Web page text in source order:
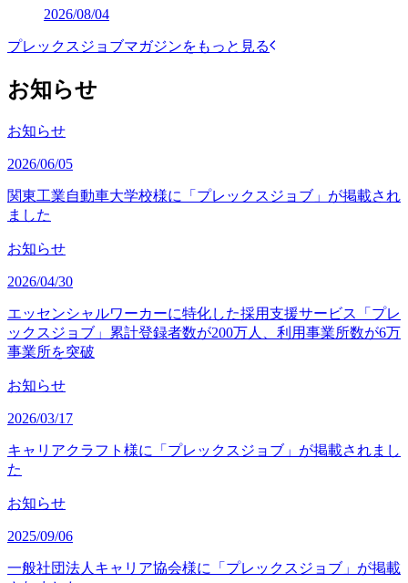
2026/08/04
プレックスジョブマガジンをもっと見る
お知らせ
お知らせ
2026/06/05
関東工業自動車大学校様に「プレックスジョブ」が掲載され
ました
お知らせ
2026/04/30
エッセンシャルワーカーに特化した採用支援サービス「プレ
ックスジョブ」累計登録者数が200万人、利用事業所数が6万
事業所を突破
お知らせ
2026/03/17
キャリアクラフト様に「プレックスジョブ」が掲載されまし
た
お知らせ
2025/09/06
一般社団法人キャリア協会様に「プレックスジョブ」が掲載